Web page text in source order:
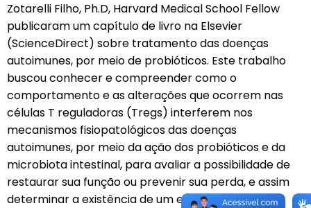
Zotarelli Filho, Ph.D, Harvard Medical School Fellow
publicaram um capítulo de livro na Elsevier
(ScienceDirect) sobre tratamento das doenças
autoimunes, por meio de probióticos. Este trabalho
buscou conhecer e compreender como o
comportamento e as alterações que ocorrem nas
células T reguladoras (Tregs) interferem nos
mecanismos fisiopatológicos das doenças
autoimunes, por meio da ação dos probióticos e da
microbiota intestinal, para avaliar a possibilidade de
restaurar sua função ou prevenir sua perda, e assim
determinar a existência de um eventual potencial